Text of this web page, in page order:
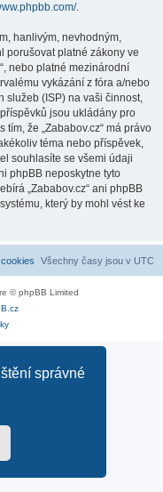
správné
.
hanlivým, nevhodným,
porušovat platné zákony ve
nebo platné mezinárodní
vykázání z fóra a/nebo
služeb (ISP) na vaši činnost,
jsou ukládány pro
že „Zababov.cz“ má právo
téma nebo příspěvek,
souhlasíte se všemi údaji
phpBB neposkytne tyto
„Zababov.cz“ ani phpBB
který by mohl vést ke
Všechny časy jsou v UTC
© phpBB Limited